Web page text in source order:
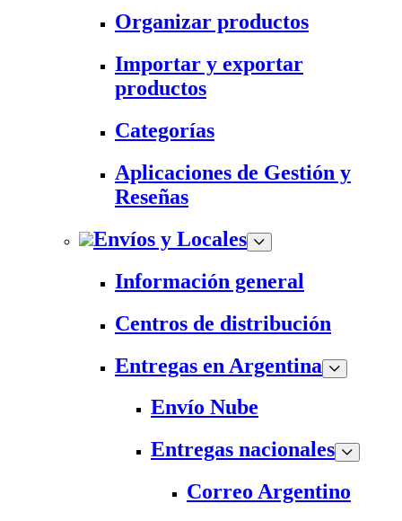
Organizar productos
Importar y exportar
productos
Categorías
Aplicaciones de Gestión y
Reseñas
Envíos y Locales
Información general
Centros de distribución
Entregas en Argentina
Envío Nube
Entregas nacionales
Correo Argentino